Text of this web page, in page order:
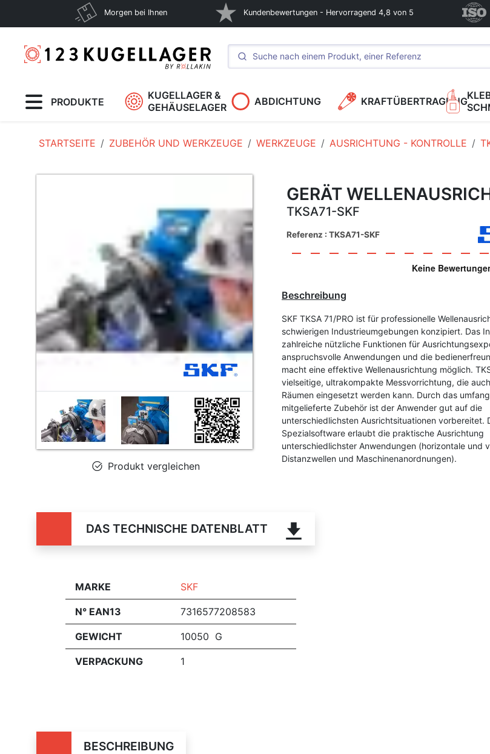
Morgen bei Ihnen Kundenbewertungen - Hervorragend 4,8 von 5
PRODUKTE
KUGELLAGER &
GEHÄUSELAGER
ABDICHTUNG KRAFTÜBERTRAGUNG
STARTSEITE ZUBEHÖR UND WERKZEUGE WERKZEUGE AUSRICHTUNG - KONTROLLE
Produkt vergleichen
GERÄT
TKSA71-SKF
Referenz : TKSA71-SKF
Beschreibung
SKF TKSA 71/PRO ist für professionelle
schwierigen Industrieumgebungen konzipiert. Das
zahlreiche nützliche Funktionen für
anspruchsvolle Anwendungen und die
macht eine effektive Wellenausrichtung möglich.
vielseitige, ultrakompakte Messvorrichtung, die
Räumen eingesetzt werden kann. Durch das
mitgelieferte Zubehör ist der Anwender gut auf die
unterschiedlichsten Ausrichtsituationen vorbereitet.
Spezialsoftware erlaubt die praktische Ausrichtung
unterschiedlichster Anwendungen (horizontale und
Distanzwellen und Maschinenanordnungen).
DAS TECHNISCHE DATENBLATT
MARKE SKF
N° EAN13 7316577208583
GEWICHT 10050 G
VERPACKUNG 1
BESCHREIBUNG